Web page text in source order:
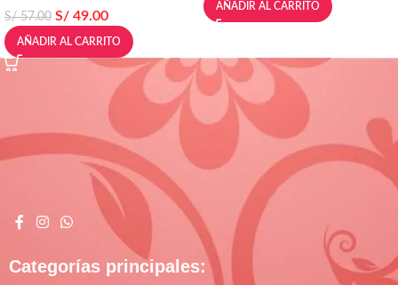
S/57.00 S/ 49.00
AÑADIR AL CARRITO
AÑADIR AL CARRITO
Categorías principales: